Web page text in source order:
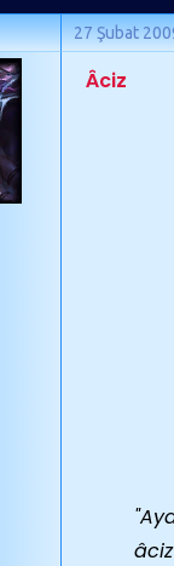
27 Şubat
Âciz